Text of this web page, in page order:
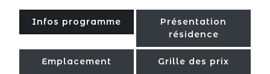
Infos programme
Présentation
résidence
Emplacement Grille des prix